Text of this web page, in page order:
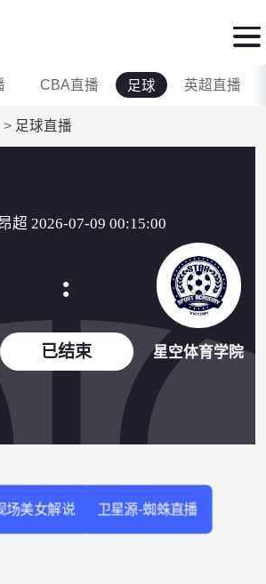
CBA直播 足球 英超直播
> 足球直播
超 2026-07-09 00:15:00
:
已结束 星空体育学院
场美女解说 卫星源-蜘蛛直播